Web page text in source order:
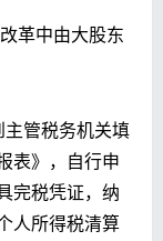
革中由大股东
管税务机关填
表》，自行申
完税凭证，纳
人所得税清算